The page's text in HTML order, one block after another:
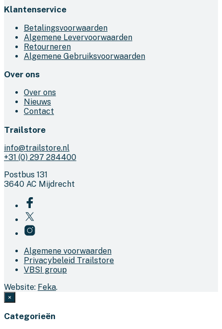
Klantenservice
Betalingsvoorwaarden
Algemene Levervoorwaarden
Retourneren
Algemene Gebruiksvoorwaarden
Over ons
Over ons
Nieuws
Contact
Trailstore
info@trailstore.nl
+31 (0) 297 284400
Postbus 131
3640 AC Mijdrecht
Algemene voorwaarden
Privacybeleid Trailstore
VBSI group
Website: Feka.
×
Categorieën